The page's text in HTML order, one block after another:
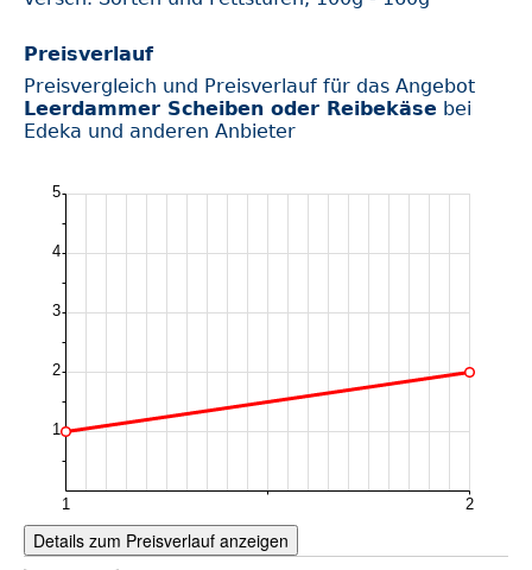
Preisverlauf
Preisvergleich und Preisverlauf für das Angebot
Leerdammer Scheiben oder Reibekäse bei
Edeka und anderen Anbieter
Details zum Preisverlauf anzeigen